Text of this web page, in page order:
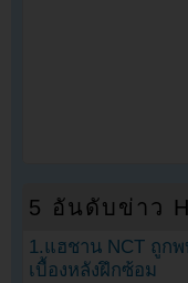
5 อันดับข่าว
1.แฮชาน NCT ถูก
เบื้องหลังฝึกซ้อม